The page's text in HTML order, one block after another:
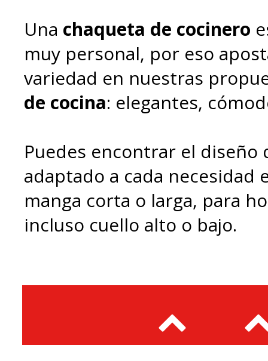
Una chaqueta de cocinero
muy personal, por eso
variedad en nuestras
de cocina: elegantes,
Puedes encontrar el diseño
adaptado a cada necesidad
manga corta o larga, para
incluso cuello alto o bajo.